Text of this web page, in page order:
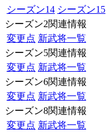
シーズン14 シーズン15
シーズン2関連情報
変更点 新武将一覧
シーズン5関連情報
変更点 新武将一覧
シーズン6関連情報
変更点 新武将一覧
シーズン8関連情報
変更点 新武将一覧